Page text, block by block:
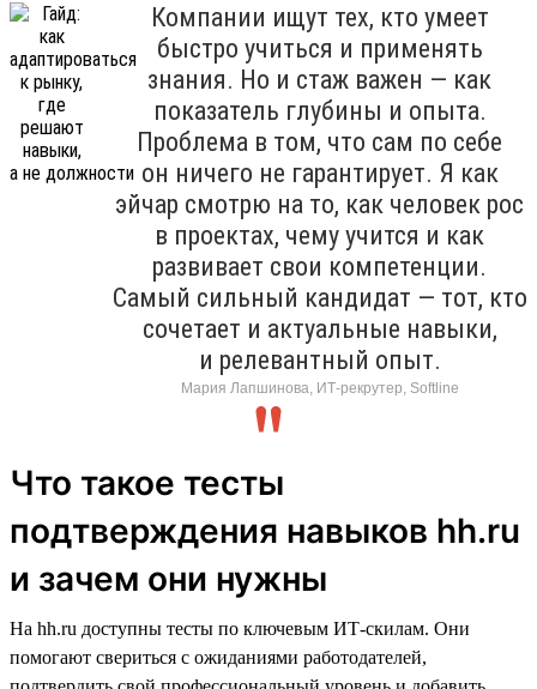
Компании ищут тех, кто умеет
быстро учиться и применять
знания. Но и стаж важен — как
показатель глубины и опыта.
Проблема в том, что сам по себе
он ничего не гарантирует. Я как
эйчар смотрю на то, как человек рос
в проектах, чему учится и как
развивает свои компетенции.
Самый сильный кандидат — тот, кто
сочетает и актуальные навыки,
и релевантный опыт.
Мария Лапшинова, ИТ-рекрутер, Softline
Что такое тесты
подтверждения навыков hh.ru
и зачем они нужны
На hh.ru доступны тесты по ключевым ИТ-скилам. Они
помогают свериться с ожиданиями работодателей,